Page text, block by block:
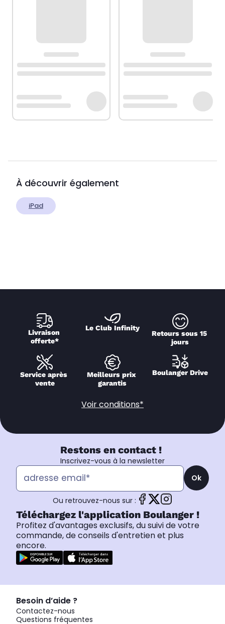
À découvrir également
iPad
Livraison
offerte*
Le Club Infinity
Retours sous 15
jours
Service après
vente
Meilleurs prix
garantis
Boulanger Drive
Voir conditions*
Restons en contact !
Inscrivez-vous à la newsletter
Ok
Ou retrouvez-nous sur :
Téléchargez l'application Boulanger !
Profitez d'avantages exclusifs, du suivi de votre
commande, de conseils d'entretien et plus
encore.
Besoin d’aide ?
Contactez-nous
Questions fréquentes